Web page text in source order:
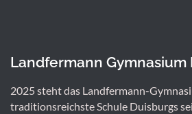
Landfermann Gymnasium
2025 steht das Landfermann-
traditionsreichste Schule Duisburgs